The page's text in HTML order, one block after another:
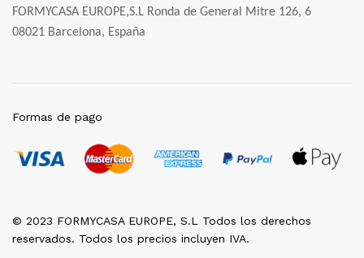
FORMYCASA EUROPE,S.L Ronda de General Mitre 126, 6
08021 Barcelona, España
© 2023 FORMYCASA EUROPE, S.L Todos los derechos
reservados. Todos los precios incluyen IVA.
Formas de pago